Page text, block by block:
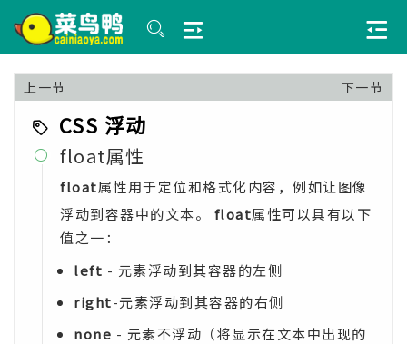
上一节 下一节
CSS 浮动
 float属性
float属性用于定位和格式化内容，例如让图像
浮动到容器中的文本。 float属性可以具有以下
值之一：
left - 元素浮动到其容器的左侧
right-元素浮动到其容器的右侧
none - 元素不浮动（将显示在文本中出现的